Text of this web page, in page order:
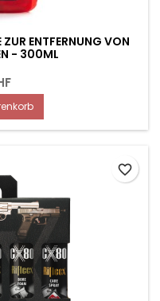
ENTFERNUNG VON
- 300ML
favorite_border